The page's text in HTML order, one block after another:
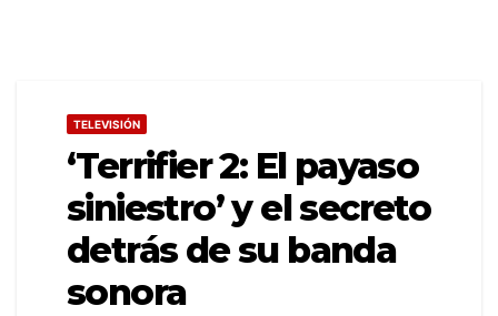
TELEVISIÓN
‘Terrifier 2: El payaso
siniestro’ y el secreto
detrás de su banda
sonora